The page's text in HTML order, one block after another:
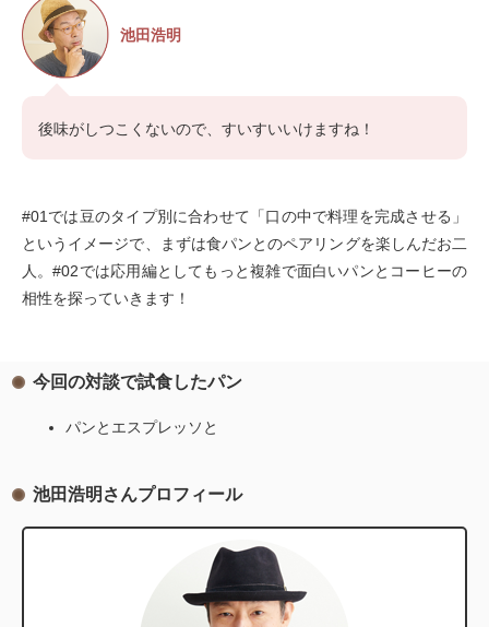
池田浩明
後味がしつこくないので、すいすいいけますね！
#01では豆のタイプ別に合わせて「口の中で料理を完成させる」
というイメージで、まずは食パンとのペアリングを楽しんだお二
人。#02では応用編としてもっと複雑で面白いパンとコーヒーの
相性を探っていきます！
今回の対談で試食したパン
パンとエスプレッソと
池田浩明さんプロフィール